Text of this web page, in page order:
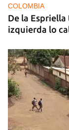
COLOMBIA
De la
izquierda lo